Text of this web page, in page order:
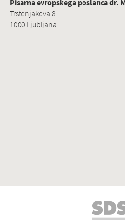
Pisarna evropskega poslanca dr.
Trstenjakova 8
1000 Ljubljana